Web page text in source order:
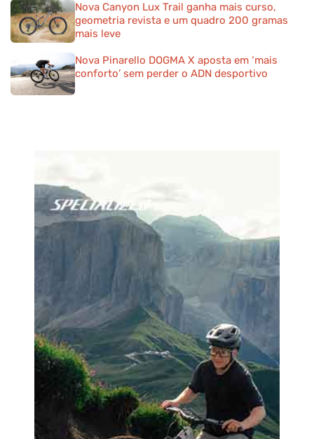
Nova Canyon Lux Trail ganha mais curso,
geometria revista e um quadro 200 gramas
mais leve
Nova Pinarello DOGMA X aposta em ‘mais
conforto’ sem perder o ADN desportivo